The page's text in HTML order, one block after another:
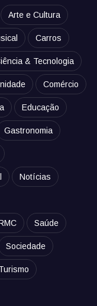
Arte e Cultura
Carros
& Tecnologia
Comércio
Educação
Gastronomia
Notícias
Saúde
Sociedade